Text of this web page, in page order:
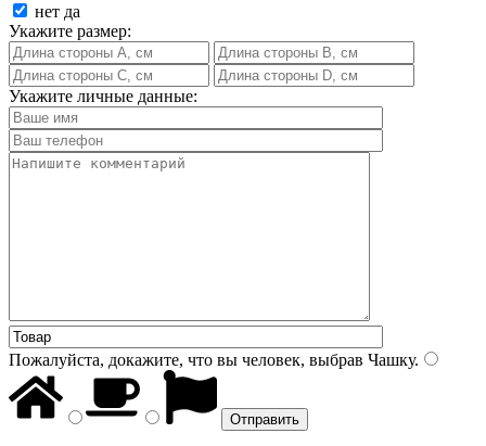
нет да
Укажите размер:
Укажите личные данные:
Пожалуйста, докажите, что вы человек, выбрав Чашку.